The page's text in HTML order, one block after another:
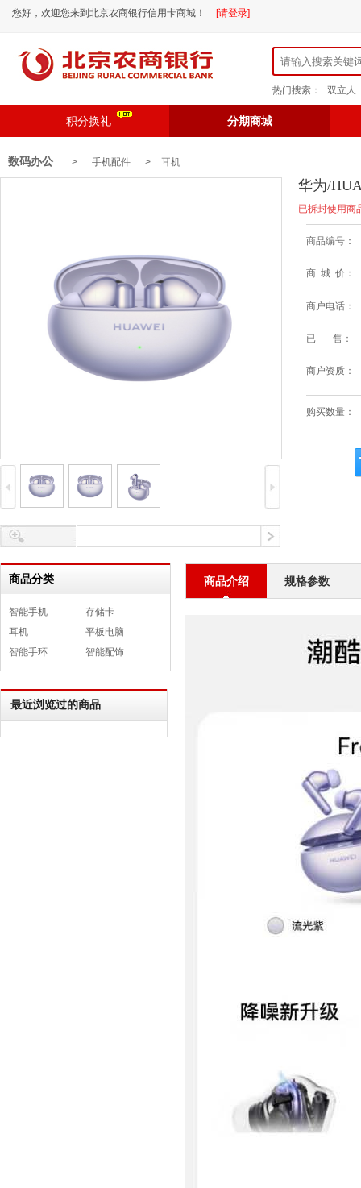
您好，欢迎您来到北京农商银行信用卡商城！ [请登录]
热门搜索： 双立人
积分换礼 分期商城
数码办公 > 手机配件 > 耳机
华为/
已拆封使用商
商品编号：
商 城 价：
商户电话：
已 售：
商户资质：
购买数量：
商品分类
智能手机
存储卡
耳机
平板电脑
智能手环
智能配饰
最近浏览过的商品
商品介绍 规格参数